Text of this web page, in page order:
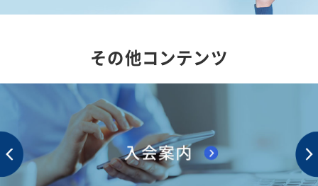
その他コンテンツ